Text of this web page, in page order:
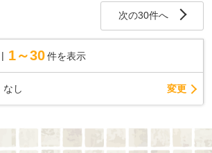
次の30件へ
1～30 件を表示
なし 変更